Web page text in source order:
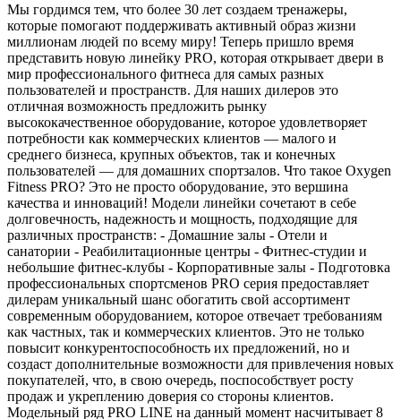
Мы гордимся тем, что более 30 лет создаем тренажеры,
которые помогают поддерживать активный образ жизни
миллионам людей по всему миру! Теперь пришло время
представить новую линейку PRO, которая открывает двери в
мир профессионального фитнеса для самых разных
пользователей и пространств. Для наших дилеров это
отличная возможность предложить рынку
высококачественное оборудование, которое удовлетворяет
потребности как коммерческих клиентов — малого и
среднего бизнеса, крупных объектов, так и конечных
пользователей — для домашних спортзалов. Что такое Oxygen
Fitness PRO? Это не просто оборудование, это вершина
качества и инноваций! Модели линейки сочетают в себе
долговечность, надежность и мощность, подходящие для
различных пространств: - Домашние залы - Отели и
санатории - Реабилитационные центры - Фитнес-студии и
небольшие фитнес-клубы - Корпоративные залы - Подготовка
профессиональных спортсменов PRO серия предоставляет
дилерам уникальный шанс обогатить свой ассортимент
современным оборудованием, которое отвечает требованиям
как частных, так и коммерческих клиентов. Это не только
повысит конкурентоспособность их предложений, но и
создаст дополнительные возможности для привлечения новых
покупателей, что, в свою очередь, поспособствует росту
продаж и укреплению доверия со стороны клиентов.
Модельный ряд PRO LINE на данный момент насчитывает 8